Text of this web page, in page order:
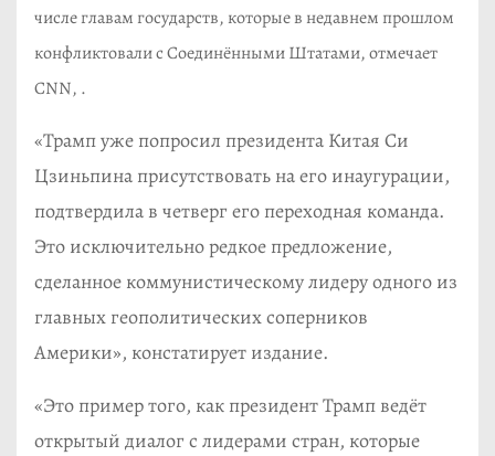
числе главам государств, которые в недавнем прошлом
конфликтовали с Соединёнными Штатами, отмечает
CNN, .
«Трамп уже попросил президента Китая Си
Цзиньпина присутствовать на его инаугурации,
подтвердила в четверг его переходная команда.
Это исключительно редкое предложение,
сделанное коммунистическому лидеру одного из
главных геополитических соперников
Америки», констатирует издание.
«Это пример того, как президент Трамп ведёт
открытый диалог с лидерами стран, которые